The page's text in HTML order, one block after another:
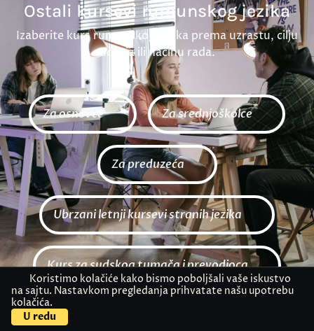
Ostali kursevi rumunskog jezika
Izaberite kurs rumunskog jezika prema uzrastu, cilju
učenja ili načinu rada.
Za osnovce Za srednjoškolce
Za preduzeća
Ubrzani letnji kursevi stranih jezika
Kurs za sudskog tumača i prevodioca
Koristimo kolačiće kako bismo poboljšali vaše iskustvo
na sajtu. Nastavkom pregledanja prihvatate našu upotrebu
kolačića.
U redu